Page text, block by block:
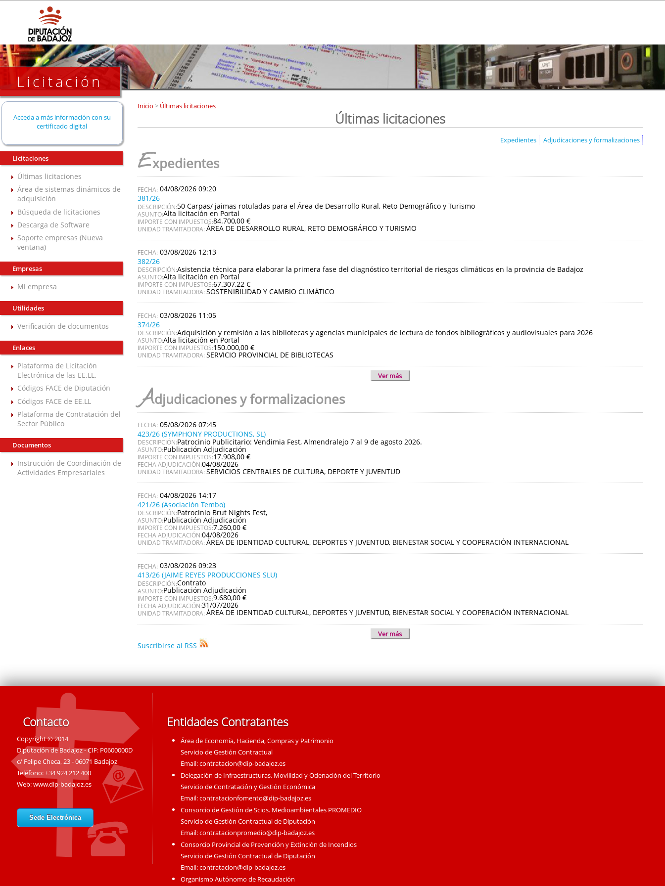
Licitación
Acceda a más información con su
certificado digital
Licitaciones
Últimas licitaciones
Área de sistemas dinámicos de
adquisición
Búsqueda de licitaciones
Descarga de Software
Soporte empresas (Nueva
ventana)
Empresas
Mi empresa
Utilidades
Verificación de documentos
Enlaces
Plataforma de Licitación
Electrónica de las EE.LL.
Códigos FACE de Diputación
Códigos FACE de EE.LL
Plataforma de Contratación del
Sector Público
Documentos
Instrucción de Coordinación de
Actividades Empresariales
Inicio >Últimas licitaciones
Últimas licitaciones
Expedientes Adjudicaciones y formalizaciones
Expedientes
04/08/2026 09:20
381/26
DESCRIPCIÓN:50 Carpas/ jaimas rotuladas para el Área de Desarrollo Rural, Reto Demográfico y Turismo
ASUNTO:Alta licitación en Portal
IMPORTE CON IMPUESTOS:84.700,00 €
UNIDAD TRAMITADORA: ÁREA DE DESARROLLO RURAL, RETO DEMOGRÁFICO Y TURISMO
03/08/2026 12:13
382/26
DESCRIPCIÓN:Asistencia técnica para elaborar la primera fase del diagnóstico territorial de riesgos climáticos en la provincia de Badajoz
ASUNTO:Alta licitación en Portal
IMPORTE CON IMPUESTOS:67.307,22 €
UNIDAD TRAMITADORA: SOSTENIBILIDAD Y CAMBIO CLIMÁTICO
03/08/2026 11:05
374/26
DESCRIPCIÓN:Adquisición y remisión a las bibliotecas y agencias municipales de lectura de fondos bibliográficos y audiovisuales para 2026
ASUNTO:Alta licitación en Portal
IMPORTE CON IMPUESTOS:150.000,00 €
UNIDAD TRAMITADORA: SERVICIO PROVINCIAL DE BIBLIOTECAS
Ver más
Adjudicaciones y formalizaciones
05/08/2026 07:45
423/26 (SYMPHONY PRODUCTIONS, SL)
DESCRIPCIÓN:Patrocinio Publicitario: Vendimia Fest, Almendralejo 7 al 9 de agosto 2026.
ASUNTO:Publicación Adjudicación
IMPORTE CON IMPUESTOS:17.908,00 €
FECHA ADJUDICACIÓN:04/08/2026
UNIDAD TRAMITADORA: SERVICIOS CENTRALES DE CULTURA, DEPORTE Y JUVENTUD
04/08/2026 14:17
421/26 (Asociación Tembo)
DESCRIPCIÓN:Patrocinio Brut Nights Fest,
ASUNTO:Publicación Adjudicación
IMPORTE CON IMPUESTOS:7.260,00 €
FECHA ADJUDICACIÓN:04/08/2026
UNIDAD TRAMITADORA: ÁREA DE IDENTIDAD CULTURAL, DEPORTES Y JUVENTUD, BIENESTAR SOCIAL Y COOPERACIÓN INTERNACIONAL
03/08/2026 09:23
413/26 (JAIME REYES PRODUCCIONES SLU)
DESCRIPCIÓN:Contrato
ASUNTO:Publicación Adjudicación
IMPORTE CON IMPUESTOS:9.680,00 €
FECHA ADJUDICACIÓN:31/07/2026
UNIDAD TRAMITADORA: ÁREA DE IDENTIDAD CULTURAL, DEPORTES Y JUVENTUD, BIENESTAR SOCIAL Y COOPERACIÓN INTERNACIONAL
Ver más
Suscribirse al RSS
Contacto
Copyright © 2014
Diputación de Badajoz - CIF: P0600000D
c/ Felipe Checa, 23 - 06071 Badajoz
Teléfono: +34 924 212 400
Web:www.dip-badajoz.es
Sede Electrónica
Entidades Contratantes
Área de Economía, Hacienda, Compras y Patrimonio
Servicio de Gestión Contractual
Email:contratacion@dip-badajoz.es
Delegación de Infraestructuras, Movilidad y Odenación del Territorio
Servicio de Contratación y Gestión Económica
Email:contratacionfomento@dip-badajoz.es
Consorcio de Gestión de Scios. Medioambientales PROMEDIO
Servicio de Gestión Contractual de Diputación
Email:contratacionpromedio@dip-badajoz.es
Consorcio Provincial de Prevención y Extinción de Incendios
Servicio de Gestión Contractual de Diputación
Email:contratacion@dip-badajoz.es
Organismo Autónomo de Recaudación